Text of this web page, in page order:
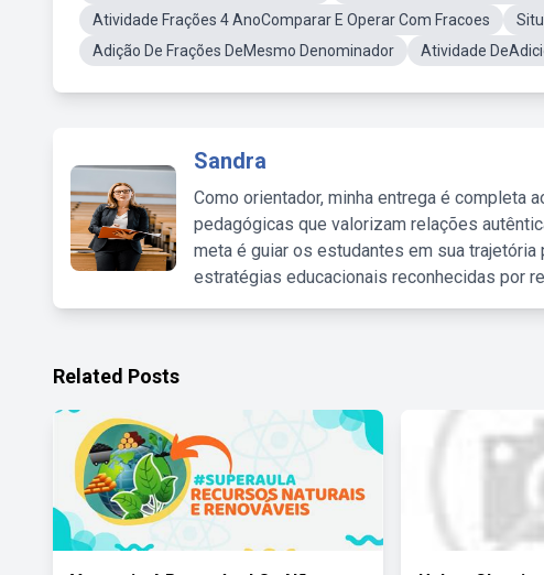
Atividade Frações 4 AnoComparar E Operar Com Fracoes
Adição De Frações DeMesmo Denominador
Atividade
Sandra
Como orientador, minha entrega é completa
pedagógicas que valorizam relações
meta é guiar os estudantes em sua
estratégias educacionais reconhecidas por
Related Posts